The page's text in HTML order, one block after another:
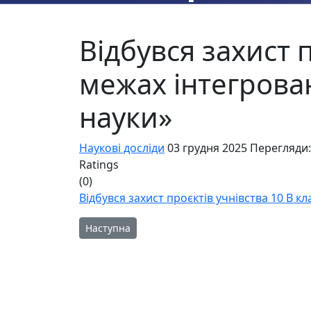
Відбувся захист
межах
науки»
Наукові досліди 03 грудня 2025
Ratings
(0)
Відбувся захист проєктів учнівства 10 В
Наступна стаття: Наукові дослідження
Наступна